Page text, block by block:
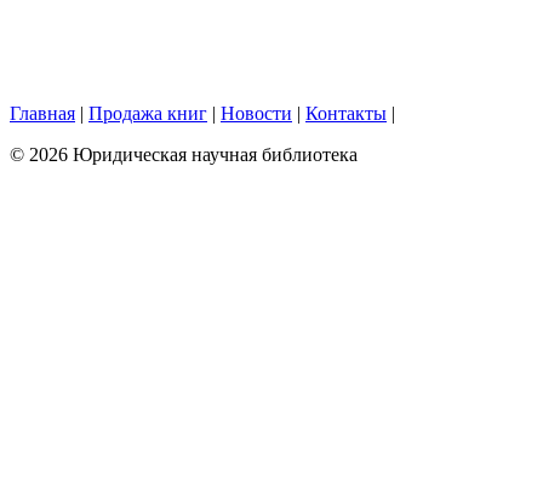
Главная | Продажа книг | Новости | Контакты |
© 2026 Юридическая научная библиотека